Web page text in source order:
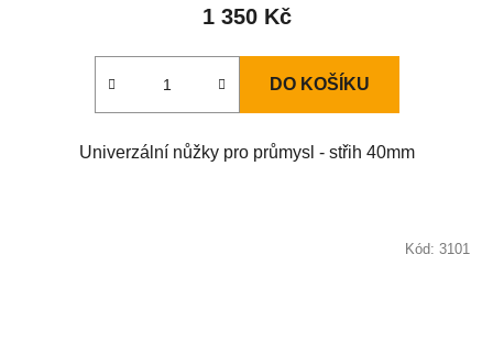
1 350 Kč
DO KOŠÍKU
Univerzální nůžky pro průmysl - střih 40mm
Kód: 3101